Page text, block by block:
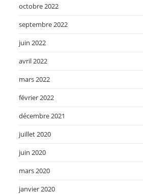
octobre 2022
septembre 2022
juin 2022
avril 2022
mars 2022
février 2022
décembre 2021
juillet 2020
juin 2020
mars 2020
janvier 2020